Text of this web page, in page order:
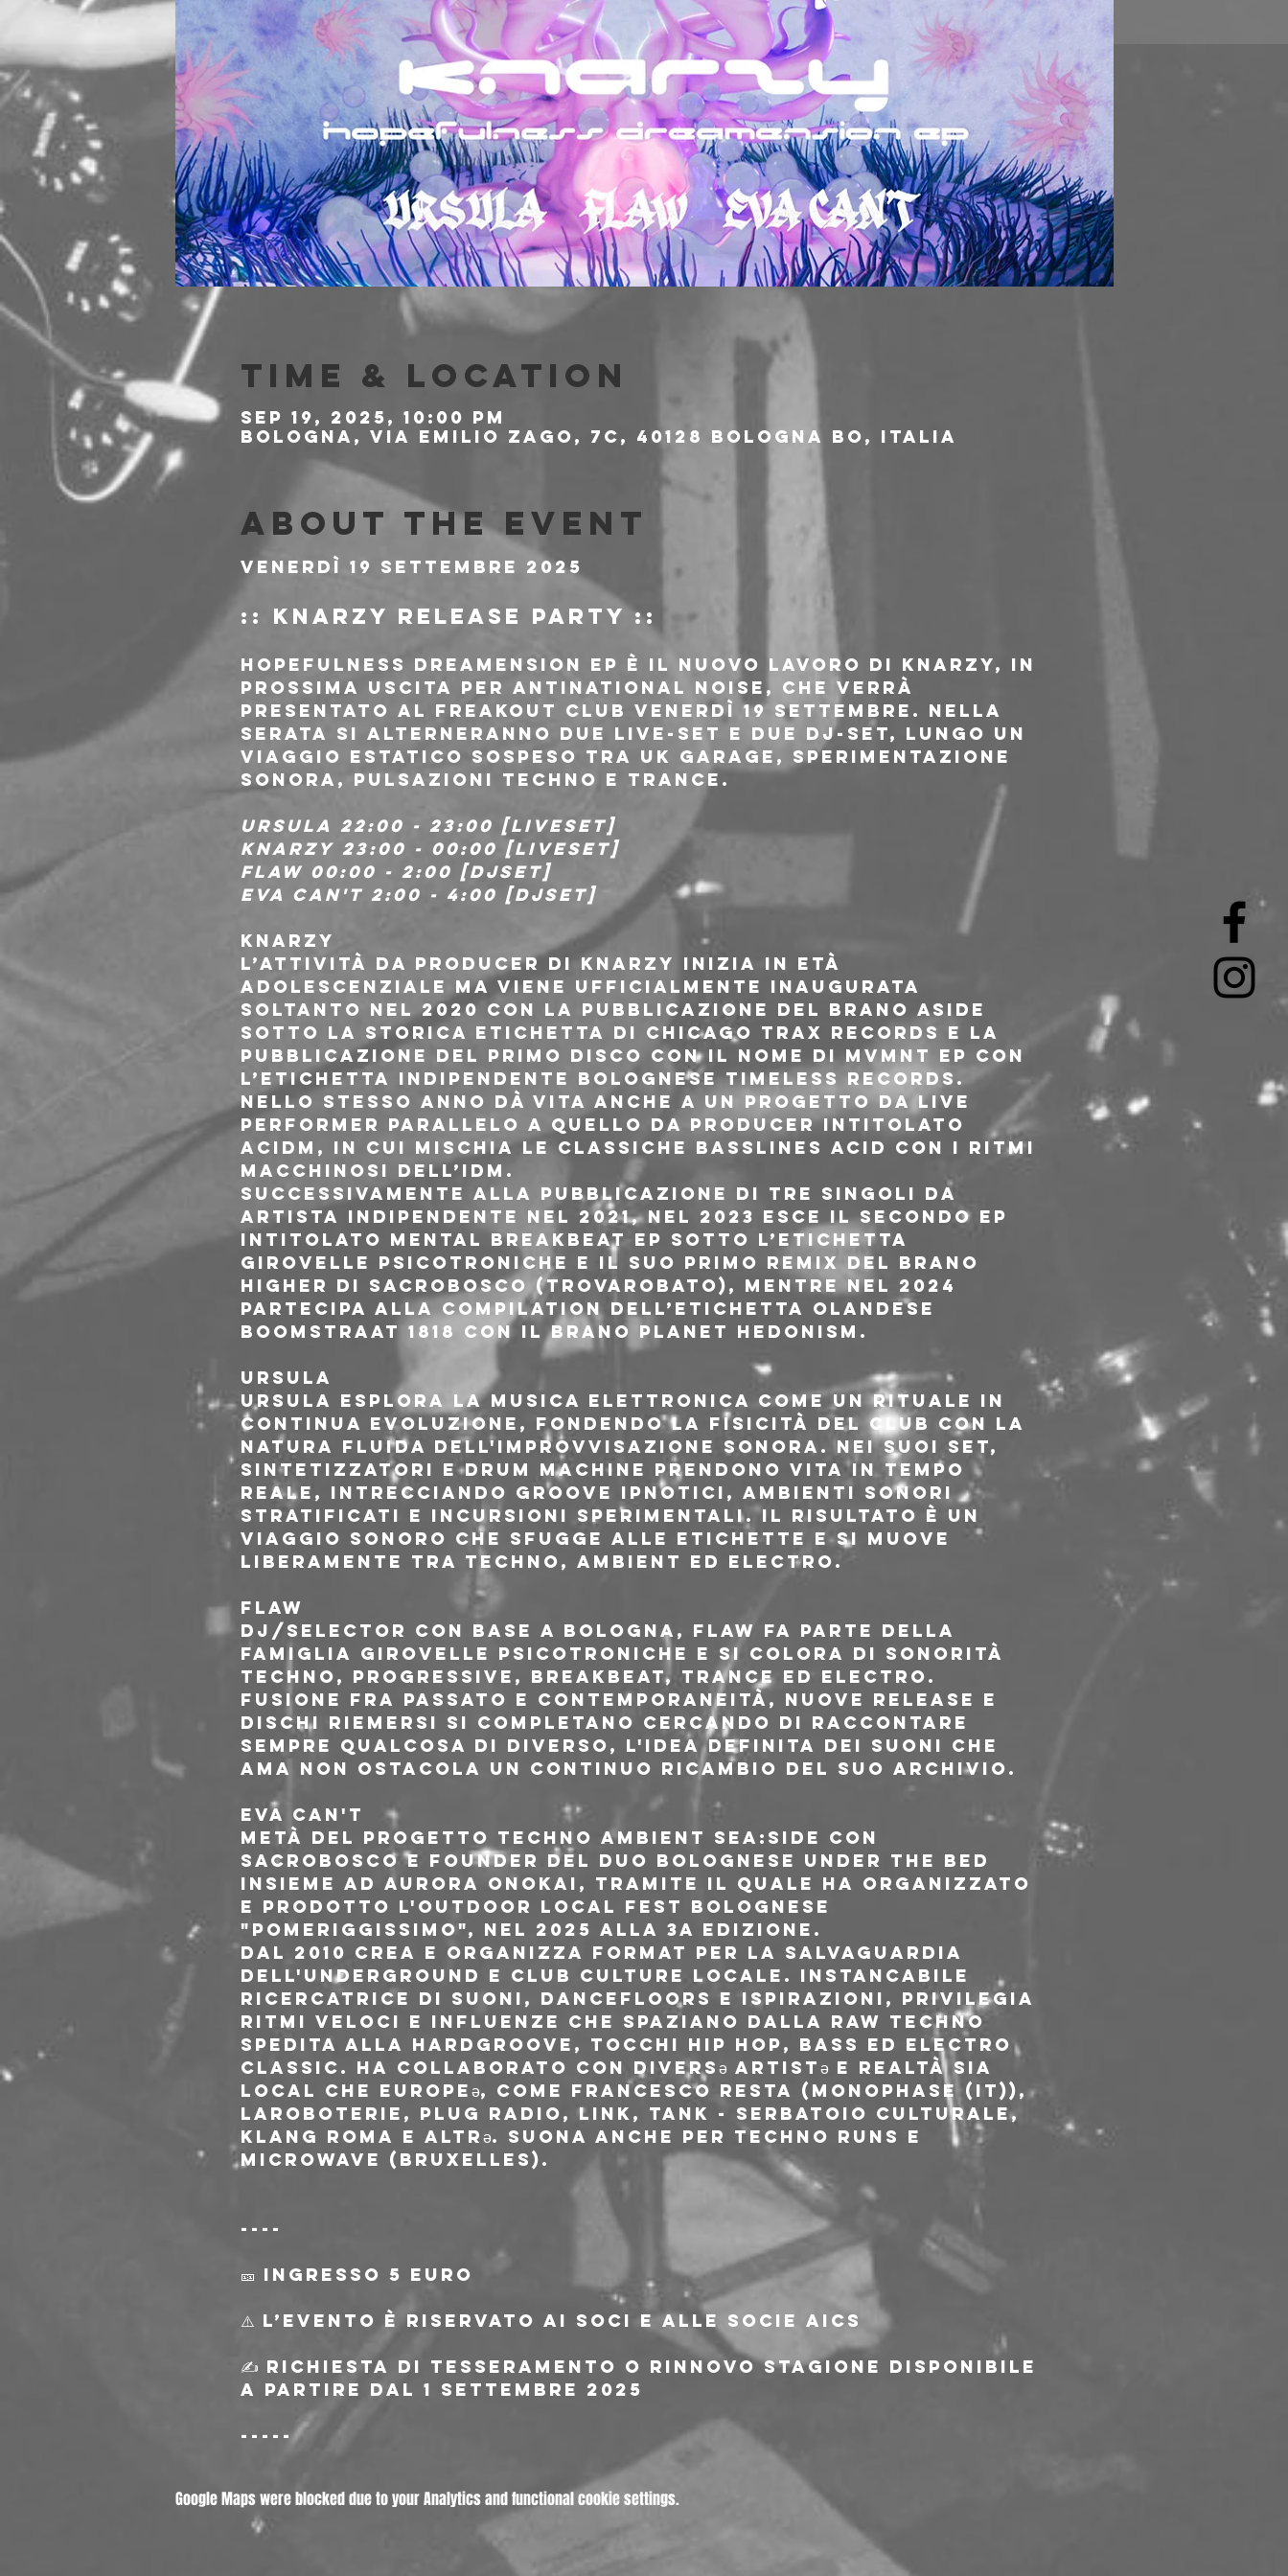
Time & Location
Sep 19, 2025, 10:00 PM
Bologna, Via Emilio Zago, 7c, 40128 Bologna BO, Italia
About the event
Venerdì 19 settembre 2025
:: knarzy Release Party ::
Hopefulness Dreamension EP è il nuovo lavoro di knarzy, in
prossima uscita per Antinational Noise, che verrà
presentato al Freakout Club venerdì 19 settembre. Nella
serata si alterneranno due live-set e due dj-set, lungo un
viaggio estatico sospeso tra Uk Garage, sperimentazione
sonora, pulsazioni techno e trance.
Ursula 22:00 - 23:00 [liveset]
knarzy 23:00 - 00:00 [liveset]
Flaw 00:00 - 2:00 [djset]
Eva Can't 2:00 - 4:00 [djset]
KNARZY
L’attività da producer di knarzy inizia in età
adolescenziale ma viene ufficialmente inaugurata
soltanto nel 2020 con la pubblicazione del brano Aside
sotto la storica etichetta di Chicago Trax Records e la
pubblicazione del primo disco con il nome di MVMNT EP con
l’etichetta indipendente bolognese Timeless Records.
Nello stesso anno dà vita anche a un progetto da live
performer parallelo a quello da producer intitolato
ACIDM, in cui mischia le classiche basslines acid con i ritmi
macchinosi dell’IDM.
Successivamente alla pubblicazione di tre singoli da
artista indipendente nel 2021, nel 2023 esce il secondo EP
intitolato Mental Breakbeat EP sotto l’etichetta
Girovelle Psicotroniche e il suo primo remix del brano
Higher di Sacrobosco (Trovarobato), mentre nel 2024
partecipa alla compilation dell’etichetta olandese
Boomstraat 1818 con il brano Planet Hedonism.
URSULA
Ursula esplora la musica elettronica come un rituale in
continua evoluzione, fondendo la fisicità del club con la
natura fluida dell'improvvisazione sonora. Nei suoi set,
sintetizzatori e drum machine prendono vita in tempo
reale, intrecciando groove ipnotici, ambienti sonori
stratificati e incursioni sperimentali. Il risultato è un
viaggio sonoro che sfugge alle etichette e si muove
liberamente tra techno, ambient ed electro.
FLAW
Dj/Selector con base a Bologna, Flaw fa parte della
famiglia Girovelle Psicotroniche e si colora di sonorità
techno, progressive, breakbeat, trance ed electro.
Fusione fra passato e contemporaneità, nuove release e
dischi riemersi si completano cercando di raccontare
sempre qualcosa di diverso, l'idea definita dei suoni che
ama non ostacola un continuo ricambio del suo archivio.
EVA CAN'T
Metà del progetto techno ambient sea:side con
Sacrobosco e founder del duo bolognese Under The Bed
insieme ad Aurora Onokai, tramite il quale ha organizzato
e prodotto l'outdoor local fest bolognese
"Pomeriggissimo", nel 2025 alla 3a edizione.
Dal 2010 crea e organizza format per la salvaguardia
dell'underground e club culture locale. Instancabile
ricercatrice di suoni, dancefloors e ispirazioni, privilegia
ritmi veloci e influenze che spaziano dalla raw techno
spedita alla hardgroove, tocchi hip hop, bass ed electro
classic. Ha collaborato con diversə artistə e realtà sia
local che europeə, come Francesco Resta (Monophase (IT)),
LaRoboterie, Plug Radio, Link, Tank - Serbatoio Culturale,
Klang Roma e altrə. Suona anche per Techno Runs e
Microwave (Bruxelles).
----
🎫 Ingresso 5 euro
⚠️ L’evento è riservato ai soci e alle socie AICS
✍️ Richiesta di tesseramento o rinnovo stagione disponibile
a partire dal 1 settembre 2025
-----
Google Maps were blocked due to your Analytics and functional cookie settings.